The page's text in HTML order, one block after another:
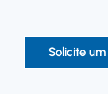
Solicite